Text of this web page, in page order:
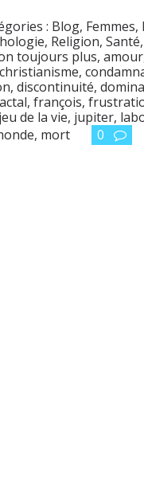
: Blog, Femmes,
, Religion, Santé,
toujours plus, amour
christianisme,
, discontinuité,
, françois,
jeu de la vie, jupiter,
, mort 0